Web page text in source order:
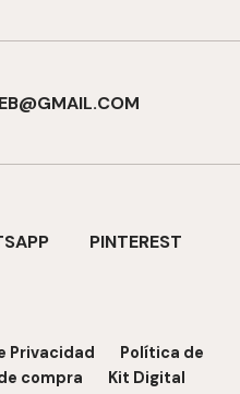
PINTEREST
Privacidad
Política de
compra
Kit Digital